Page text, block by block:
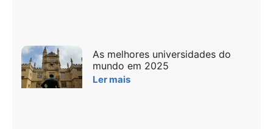
As melhores universidades do
mundo em 2025
Ler mais